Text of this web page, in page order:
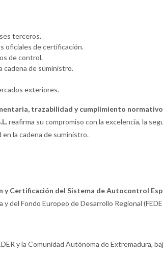
terceros.
oficiales de certificación.
de control.
cadena de suministro.
exteriores.
trazabilidad y cumplimiento normativo
reafirma su compromiso con la excelencia, la
la cadena de suministro.
y Certificación del Sistema de Autocontrol
del Fondo Europeo de Desarrollo Regional
y la Comunidad Autónoma de Extremadura,